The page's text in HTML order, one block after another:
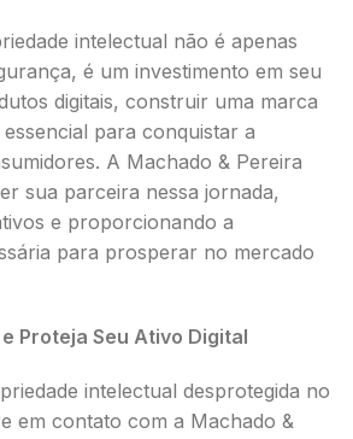
intelectual não é apenas
é um investimento em seu
digitais, construir uma marca
para conquistar a
A Machado & Pereira
sua parceira nessa jornada,
e proporcionando a
para prosperar no mercado
Proteja Seu Ativo Digital
intelectual desprotegida no
em contato com a Machado &